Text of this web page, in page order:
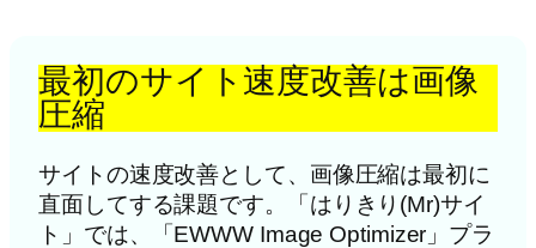
最初のサイト速度改善は画像
圧縮
サイトの速度改善として、画像圧縮は最初に
直面してする課題です。「はりきり(Mr)サイ
ト」では、「EWWW Image Optimizer」プラ